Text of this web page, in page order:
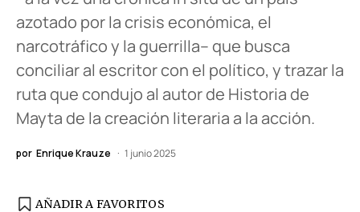
azotado por la crisis económica, el
narcotráfico y la guerrilla– que busca
conciliar al escritor con el político, y trazar la
ruta que condujo al autor de Historia de
Mayta de la creación literaria a la acción.
por Enrique Krauze 1 junio 2025
AÑADIR A FAVORITOS